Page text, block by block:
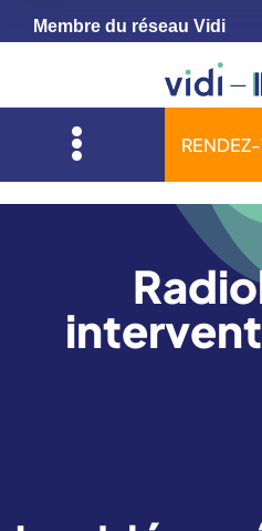
Membre du réseau Vidi
